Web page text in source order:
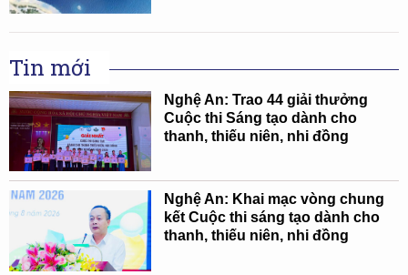
Tin mới
Nghệ An: Trao 44 giải thưởng
Cuộc thi Sáng tạo dành cho
thanh, thiếu niên, nhi đồng
Nghệ An: Khai mạc vòng chung
kết Cuộc thi sáng tạo dành cho
thanh, thiếu niên, nhi đồng